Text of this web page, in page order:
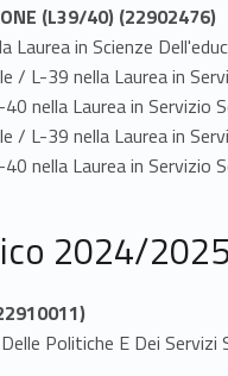
(L39/40) (22902476)
Laurea in Scienze
/ L-39 nella Laurea in
nella Laurea in Servizio
/ L-39 nella Laurea in
nella Laurea in Servizio
2024/2025
Politiche E Dei